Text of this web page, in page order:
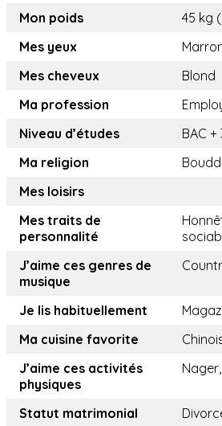
Mon poids
45 kg
Mes yeux
Mes cheveux
Blond
Ma profession
Niveau d’études
BAC +
Ma religion
Mes loisirs
Mes traits de
personnalité
J’aime ces genres de
musique
Je lis habituellement
Ma cuisine favorite
J’aime ces activités
physiques
Statut matrimonial